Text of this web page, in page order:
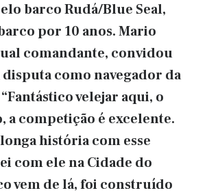
barco Rudá/Blue Seal,
por 10 anos. Mario
comandante, convidou
disputa como navegador da
velejar aqui, o
a competição é excelente.
história com esse
com ele na Cidade do
vem de lá, foi construído